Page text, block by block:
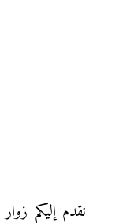
نقدم إليكم